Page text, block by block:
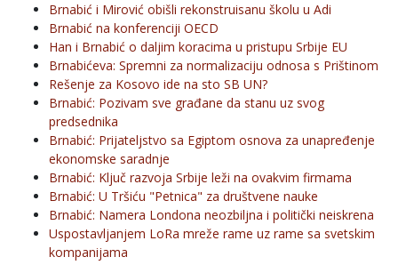
Brnabić i Mirović obišli rekonstruisanu školu u Adi
Brnabić na konferenciji OECD
Han i Brnabić o daljim koracima u pristupu Srbije EU
Brnabićeva: Spremni za normalizaciju odnosa s Prištinom
Rešenje za Kosovo ide na sto SB UN?
Brnabić: Pozivam sve građane da stanu uz svog
predsednika
Brnabić: Prijateljstvo sa Egiptom osnova za unapređenje
ekonomske saradnje
Brnabić: Ključ razvoja Srbije leži na ovakvim firmama
Brnabić: U Tršiću "Petnica" za društvene nauke
Brnabić: Namera Londona neozbiljna i politički neiskrena
Uspostavljanjem LoRa mreže rame uz rame sa svetskim
kompanijama